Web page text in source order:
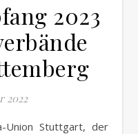
2023
2022